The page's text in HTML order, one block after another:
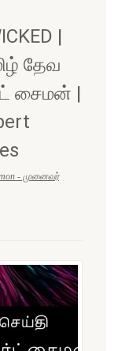
|
தேவ
சைமன் |
- முனைவர்